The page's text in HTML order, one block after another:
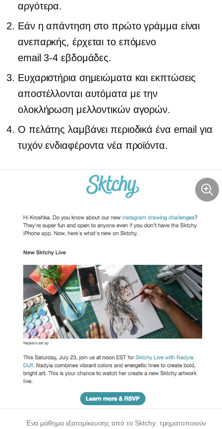
αργότερα.
Εάν η απάντηση στο πρώτο γράμμα είναι
ανεπαρκής, έρχεται το επόμενο
email3-4 εβδομάδες.
Ευχαριστήρια σημειώματα και εκπτώσεις
αποστέλλονται αυτόματα με την
ολοκλήρωση μελλοντικών αγορών.
Ο πελάτης λαμβάνει περιοδικά ένα email για
τυχόν ενδιαφέροντα νέα προϊόντα.
Ένα μάθημα εξατομίκευσης από το Sktchy: τμηματοποιούν